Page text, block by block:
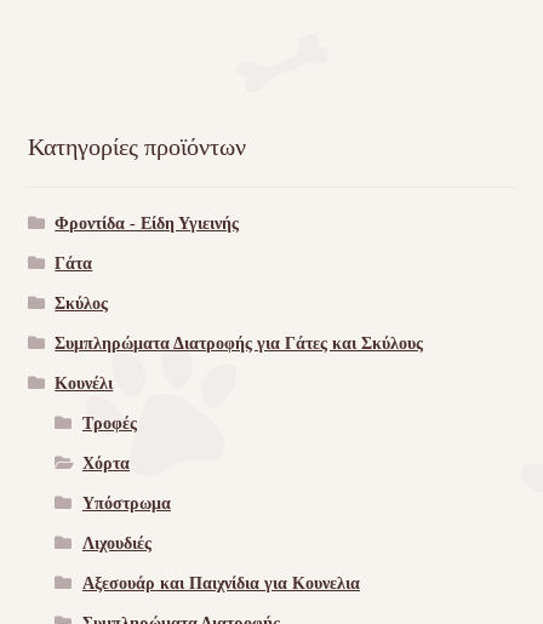
Κατηγορίες προϊόντων
Φροντίδα - Είδη Υγιεινής
Γάτα
Σκύλος
Συμπληρώματα Διατροφής για Γάτες και Σκύλους
Κουνέλι
Τροφές
Χόρτα
Υπόστρωμα
Λιχουδιές
Αξεσουάρ και Παιχνίδια για Κουνελια